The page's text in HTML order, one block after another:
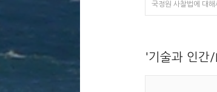
국정원 사찰법에 대해
'기술과 인간